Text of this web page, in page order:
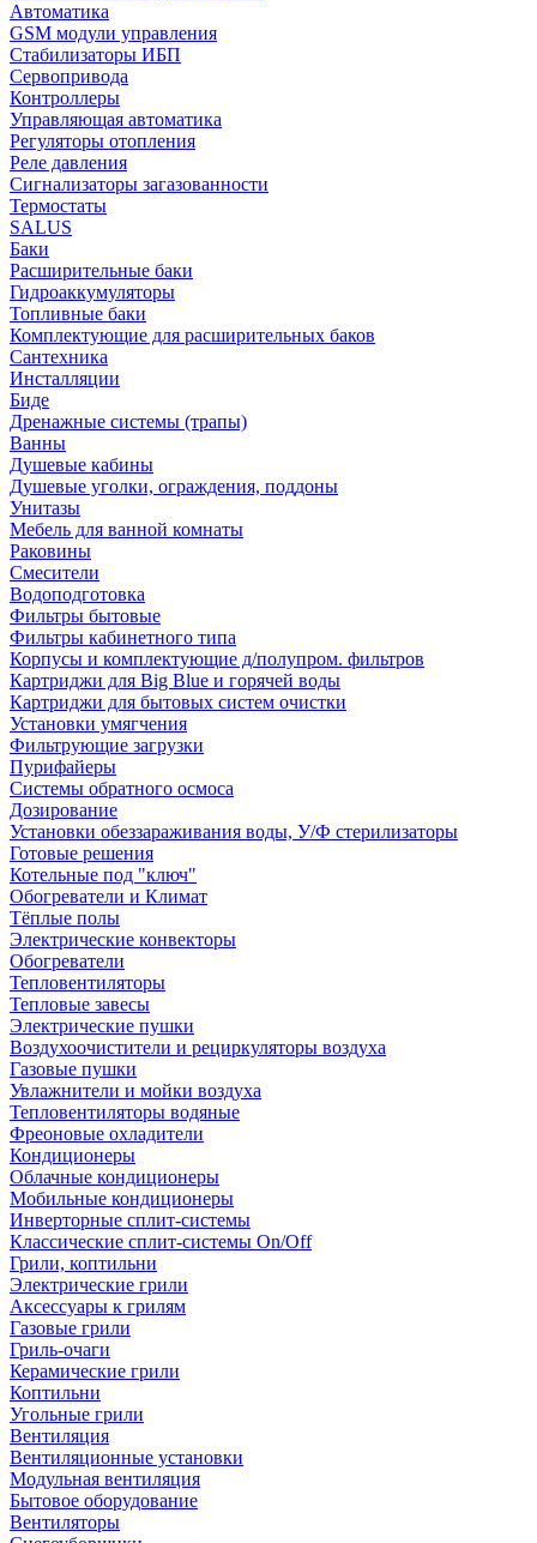
Автоматика
GSM модули управления
Стабилизаторы ИБП
Сервопривода
Контроллеры
Управляющая автоматика
Регуляторы отопления
Реле давления
Сигнализаторы загазованности
Термостаты
SALUS
Баки
Расширительные баки
Гидроаккумуляторы
Топливные баки
Комплектующие для расширительных баков
Сантехника
Инсталляции
Биде
Дренажные системы (трапы)
Ванны
Душевые кабины
Душевые уголки, ограждения, поддоны
Унитазы
Мебель для ванной комнаты
Раковины
Смесители
Водоподготовка
Фильтры бытовые
Фильтры кабинетного типа
Корпусы и комплектующие д/полупром. фильтров
Картриджи для Big Blue и горячей воды
Картриджи для бытовых систем очистки
Установки умягчения
Фильтрующие загрузки
Пурифайеры
Системы обратного осмоса
Дозирование
Установки обеззараживания воды, У/Ф стерилизаторы
Готовые решения
Котельные под "ключ"
Обогреватели и Климат
Тёплые полы
Электрические конвекторы
Обогреватели
Тепловентиляторы
Тепловые завесы
Электрические пушки
Воздухоочистители и рециркуляторы воздуха
Газовые пушки
Увлажнители и мойки воздуха
Тепловентиляторы водяные
Фреоновые охладители
Кондиционеры
Облачные кондиционеры
Мобильные кондиционеры
Инверторные сплит-системы
Классические сплит-системы On/Off
Грили, коптильни
Электрические грили
Аксессуары к грилям
Газовые грили
Гриль-очаги
Керамические грили
Коптильни
Угольные грили
Вентиляция
Вентиляционные установки
Модульная вентиляция
Бытовое оборудование
Вентиляторы